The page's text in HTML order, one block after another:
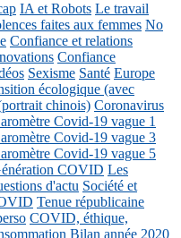
IA et Robots Le travail
faites aux femmes No
Confiance et relations
Confiance
Sexisme Santé Europe
écologique (avec
chinois) Coronavirus
Covid-19 vague 1
Covid-19 vague 3
Covid-19 vague 5
COVID Les
d'actu Société et
Tenue républicaine
COVID, éthique,
Bilan année 2020